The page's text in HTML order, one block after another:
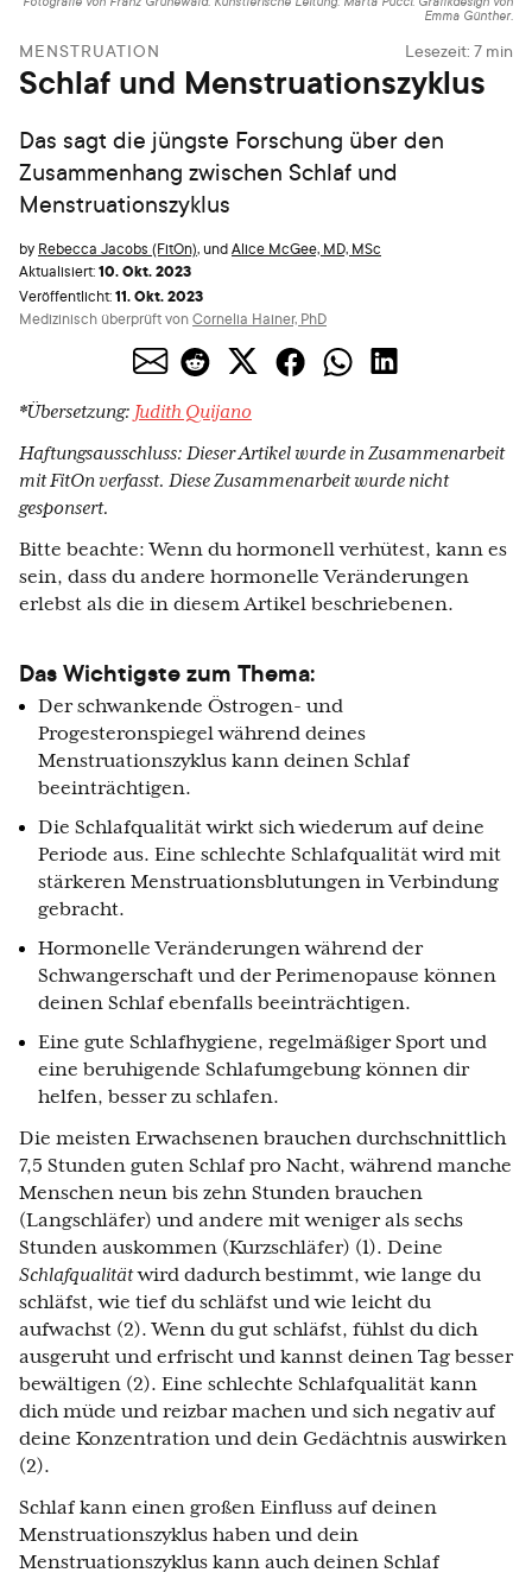
Emma Günther.
MENSTRUATION Lesezeit: 7 min
Schlaf und Menstruationszyklus
Das sagt die jüngste Forschung über den
Zusammenhang zwischen Schlaf und
Menstruationszyklus
by Rebecca Jacobs (FitOn), undAlice McGee, MD, MSc
Aktualisiert:10. Okt. 2023
Veröffentlicht:11. Okt. 2023
Medizinisch überprüft vonCornelia Hainer, PhD
*Übersetzung: Judith Quijano
Haftungsausschluss: Dieser Artikel wurde in Zusammenarbeit
mit FitOn verfasst. Diese Zusammenarbeit wurde nicht
gesponsert.
Bitte beachte: Wenn du hormonell verhütest, kann es
sein, dass du andere hormonelle Veränderungen
erlebst als die in diesem Artikel beschriebenen.
Das Wichtigste zum Thema:
Der schwankende Östrogen- und
Progesteronspiegel während deines
Menstruationszyklus kann deinen Schlaf
beeinträchtigen.
Die Schlafqualität wirkt sich wiederum auf deine
Periode aus. Eine schlechte Schlafqualität wird mit
stärkeren Menstruationsblutungen in Verbindung
gebracht.
Hormonelle Veränderungen während der
Schwangerschaft und der Perimenopause können
deinen Schlaf ebenfalls beeinträchtigen.
Eine gute Schlafhygiene, regelmäßiger Sport und
eine beruhigende Schlafumgebung können dir
helfen, besser zu schlafen.
Die meisten Erwachsenen brauchen durchschnittlich
7,5 Stunden guten Schlaf pro Nacht, während manche
Menschen neun bis zehn Stunden brauchen
(Langschläfer) und andere mit weniger als sechs
Stunden auskommen (Kurzschläfer) (1). Deine
Schlafqualitätwird dadurch bestimmt, wie lange du
schläfst, wie tief du schläfst und wie leicht du
aufwachst (2). Wenn du gut schläfst, fühlst du dich
ausgeruht und erfrischt und kannst deinen Tag besser
bewältigen (2). Eine schlechte Schlafqualität kann
dich müde und reizbar machen und sich negativ auf
deine Konzentration und dein Gedächtnis auswirken
(2).
Schlaf kann einen großen Einfluss auf deinen
Menstruationszyklus haben und dein
Menstruationszyklus kann auch deinen Schlaf